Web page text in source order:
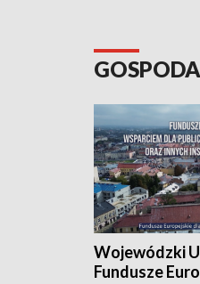
Wojewódzki
Fundusze